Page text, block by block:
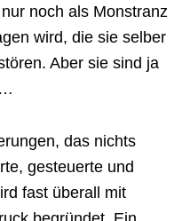
noch als Monstranz
wird, die sie selber
Aber sie sind ja
das nichts
gesteuerte und
fast überall mit